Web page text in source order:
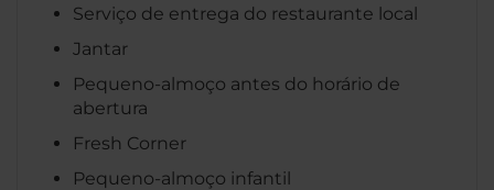
Serviço de entrega do restaurante local
Jantar
Pequeno-almoço antes do horário de
abertura
Fresh Corner
Pequeno-almoço infantil